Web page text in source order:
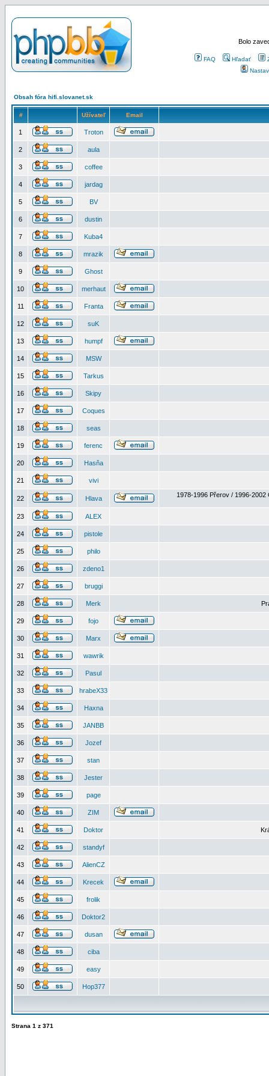
Bolo
FAQ Hľadať
Obsah fóra hifi.slovanet.sk
# Užívateľ Email
1 Troton
2 aula
3 coffee
4 jardag
5 BV
6 dustin
7 Kuba4
8 mrazik
9 Ghost
10 merhaut
11 Franta
12 suK
13 humpf
14 MSW
15 Tarkus
16 Skipy
17 Coques
18 seas
19 ferenc
20 Hasňa
21 vivi
22 Hlava 1978-1996 Přerov / 1996-2002
23 ALEX
24 pistole
25 philo
26 zdeno1
27 bruggi
28 Merk
29 fojo
30 Marx
31 wawrik
32 Pasul
33 hrabeX33
34 Haxna
35 JANBB
36 Jozef
37 stan
38 Jester
39 page
40 ZIM
41 Doktor
42 standyf
43 AlienCZ
44 Krecek
45 frolik
46 Doktor2
47 dusan
48 ciba
49 easy
50 Hop377
Strana 1 z 371